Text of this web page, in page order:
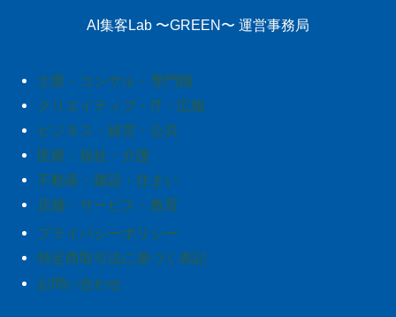
AI集客Lab 〜GREEN〜 運営事務局
士業・コンサル・専門職
クリエイティブ・IT・広報
ビジネス・経営・公共
医療・福祉・介護
不動産・建設・住まい
店舗・サービス・教育
プライバシーポリシー
特定商取引法に基づく表記
お問い合わせ